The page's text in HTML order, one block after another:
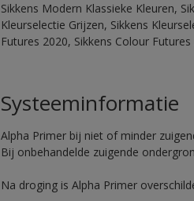
Sikkens Modern Klassieke Kleuren,
Kleurselectie Grijzen, Sikkens
Futures 2020, Sikkens Colour
Systeeminformatie
Alpha Primer bij niet of minder
Bij onbehandelde zuigende
Na droging is Alpha Primer